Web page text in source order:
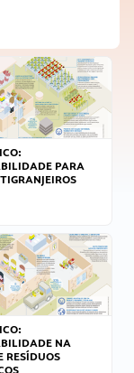
PARA
NA
RESÍDUOS